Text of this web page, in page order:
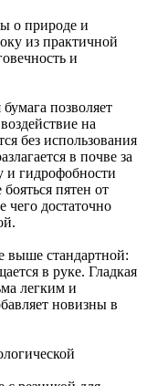
о природе и
из практичной
и
позволяет
на
без использования
в почве за
и гидрофобности
пятен от
чего достаточно
выше стандартной:
в руке. Гладкая
легким и
новизны в